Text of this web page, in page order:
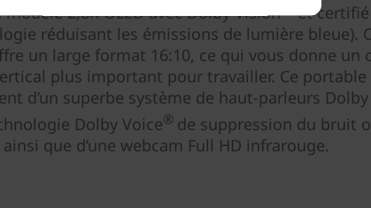
2,8K OLED avec Dolby Vision™ et certifié
réduisant les émissions de lumière bleue).
un large format 16:10, ce qui vous donne un
plus important pour travailler. Ce portable
d’un superbe système de haut-parleurs
Dolby Voice® de suppression du bruit
ainsi que d’une webcam Full HD infrarouge.